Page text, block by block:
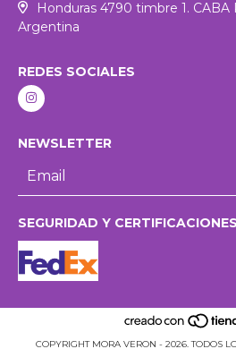
Honduras 4790 timbre 1.
Argentina
REDES SOCIALES
NEWSLETTER
SEGURIDAD Y CERTIFICACIONES
COPYRIGHT MORA VERON - 2026. TODOS